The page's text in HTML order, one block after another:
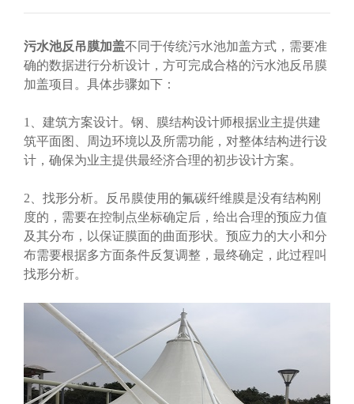
污水池反吊膜加盖不同于传统污水池加盖方式，需要准
确的数据进行分析设计，方可完成合格的污水池反吊膜
加盖项目。具体步骤如下：
1、建筑方案设计。钢、膜结构设计师根据业主提供建
筑平面图、周边环境以及所需功能，对整体结构进行设
计，确保为业主提供最经济合理的初步设计方案。
2、找形分析。反吊膜使用的氟碳纤维膜是没有结构刚
度的，需要在控制点坐标确定后，给出合理的预应力值
及其分布，以保证膜面的曲面形状。预应力的大小和分
布需要根据多方面条件反复调整，最终确定，此过程叫
找形分析。